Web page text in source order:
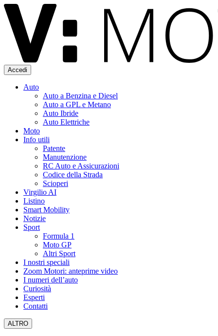
Accedi
Auto
Auto a Benzina e Diesel
Auto a GPL e Metano
Auto Ibride
Auto Elettriche
Moto
Info utili
Patente
Manutenzione
RC Auto e Assicurazioni
Codice della Strada
Scioperi
Virgilio AI
Listino
Smart Mobility
Notizie
Sport
Formula 1
Moto GP
Altri Sport
I nostri speciali
Zoom Motori: anteprime video
I numeri dell’auto
Curiosità
Esperti
Contatti
ALTRO